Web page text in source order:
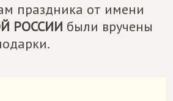
праздника от имени
РОССИИ были вручены